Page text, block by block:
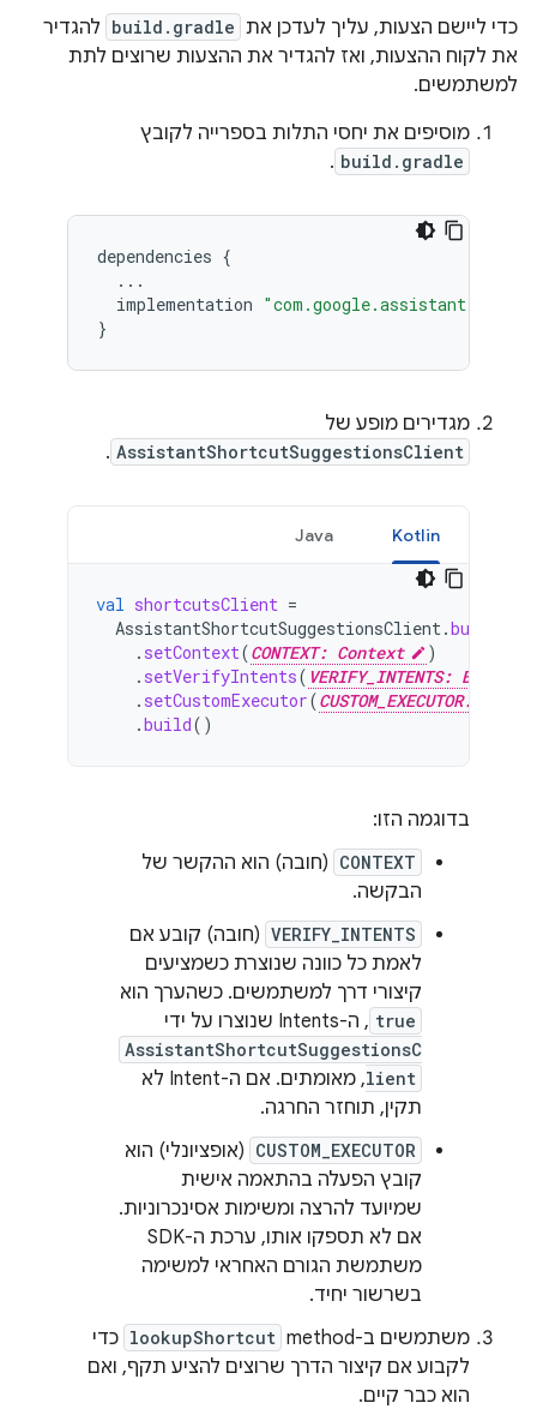
כדי ליישם הצעות, עליך לעדכן את build.gradle להגדיר
את לקוח ההצעות, ואז להגדיר את ההצעות שרוצים לתת
למשתמשים.
מוסיפים את יחסי התלות בספרייה לקובץ
build.gradle
.
dependencies {
...
implementation
}
מגדירים מופע של
AssistantShortcutSuggestionsClient
.
Kotlin
Java
val shortcutsClient =
AssistantShortcutSuggestionsClient.builder
. setContext(CONTEXT: Context
)
. setVerifyIntents( VERIFY_INTENTS: Boolean
. setCustomExecutor(CUSTOM_EXECUTOR:
.build()
בדוגמה הזו:
CONTEXT (חובה) הוא ההקשר של
הבקשה.
VERIFY_INTENTS (חובה) קובע אם
לאמת כל כוונה שנוצרת כשמציעים
קיצורי דרך למשתמשים. כשהערך הוא
true , ה-Intents שנוצרו על ידי
AssistantShortcutSuggestionsC
lient
, מאומתים. אם ה-Intent לא
תקין, תוחזר החרגה.
CUSTOM_EXECUTOR (אופציונלי) הוא
קובץ הפעלה בהתאמה אישית
שמיועד להרצה ומשימות אסינכרוניות.
אם לא תספקו אותו, ערכת ה-SDK
משתמשת הגורם האחראי למשימה
בשרשור יחיד.
משתמשים ב-method‏
lookupShortcut כדי
לקבוע אם קיצור הדרך שרוצים להציע תקף, ואם
הוא כבר קיים.